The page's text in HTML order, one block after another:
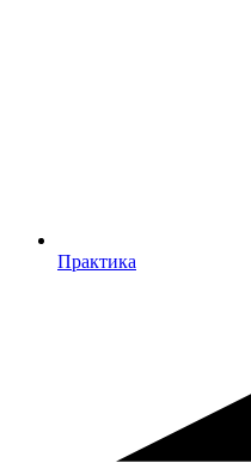
Практика
Практика